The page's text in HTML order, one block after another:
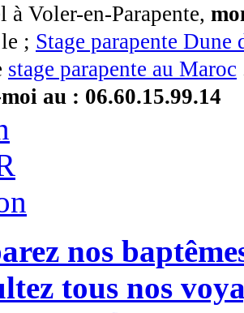
à Voler-en-Parapente,
; Stage parapente
stage parapente au Maroc
au : 06.60.15.99.14
nos
tous nos